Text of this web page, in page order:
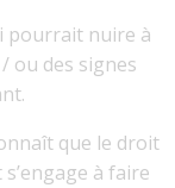
pourrait nuire à
/ ou des signes
que le droit
à faire